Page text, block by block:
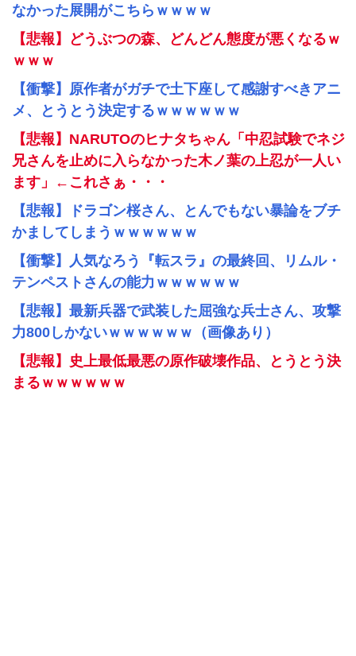
なかった展開がこちらｗｗｗｗ
【悲報】どうぶつの森、どんどん態度が悪くなるｗ
ｗｗｗ
【衝撃】原作者がガチで土下座して感謝すべきアニ
メ、とうとう決定するｗｗｗｗｗｗ
【悲報】NARUTOのヒナタちゃん「中忍試験でネジ
兄さんを止めに入らなかった木ノ葉の上忍が一人い
ます」←これさぁ・・・
【悲報】ドラゴン桜さん、とんでもない暴論をブチ
かましてしまうｗｗｗｗｗｗ
【衝撃】人気なろう『転スラ』の最終回、リムル・
テンペストさんの能力ｗｗｗｗｗｗ
【悲報】最新兵器で武装した屈強な兵士さん、攻撃
力800しかないｗｗｗｗｗｗ（画像あり）
【悲報】史上最低最悪の原作破壊作品、とうとう決
まるｗｗｗｗｗｗ